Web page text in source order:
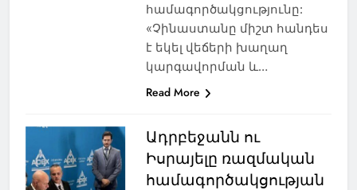
համագործակցությունը:
«Չինաստանը միշտ հանդես
է եկել վեճերի խաղաղ
կարգավորման և…
Read More
Ադրբեջանն ու
Իսրայելը ռազմական
համագործակցության